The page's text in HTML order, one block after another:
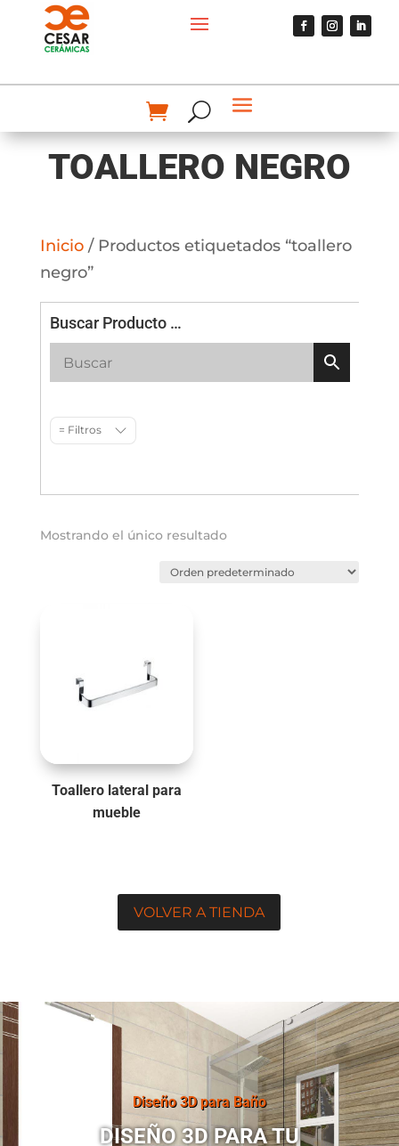
TOALLERO NEGRO
Inicio/ Productos etiquetados “toallero
negro”
Buscar Producto …
= Filtros
Mostrando el único resultado
Toallero lateral para
mueble
VOLVER A TIENDA
Diseño 3D para Baño
DISEÑO 3D PARA TU